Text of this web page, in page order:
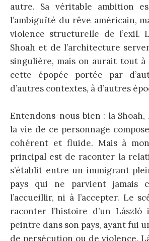
autre. Sa véritable ambition
l’ambiguïté du rêve américain,
violence structurelle de l’exil.
Shoah et de l’architecture
singulière, mais on aurait tout
cette épopée portée par
d’autres contextes, à d’autres
Entendons-nous bien : la
la vie de ce personnage
cohérent et fluide. Mais à
principal est de raconter la
s’établit entre un immigrant
pays qui ne parvient jamais
l’accueillir, ni à l’accepter. Le
raconter l’histoire d’un László
peintre dans son pays, ayant fui
de persécution ou de violence.